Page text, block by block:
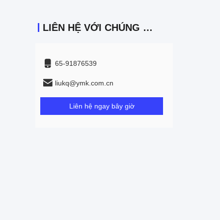
LIÊN HỆ VỚI CHÚNG TÔI
65-91876539
liukq@ymk.com.cn
Liên hệ ngay bây giờ